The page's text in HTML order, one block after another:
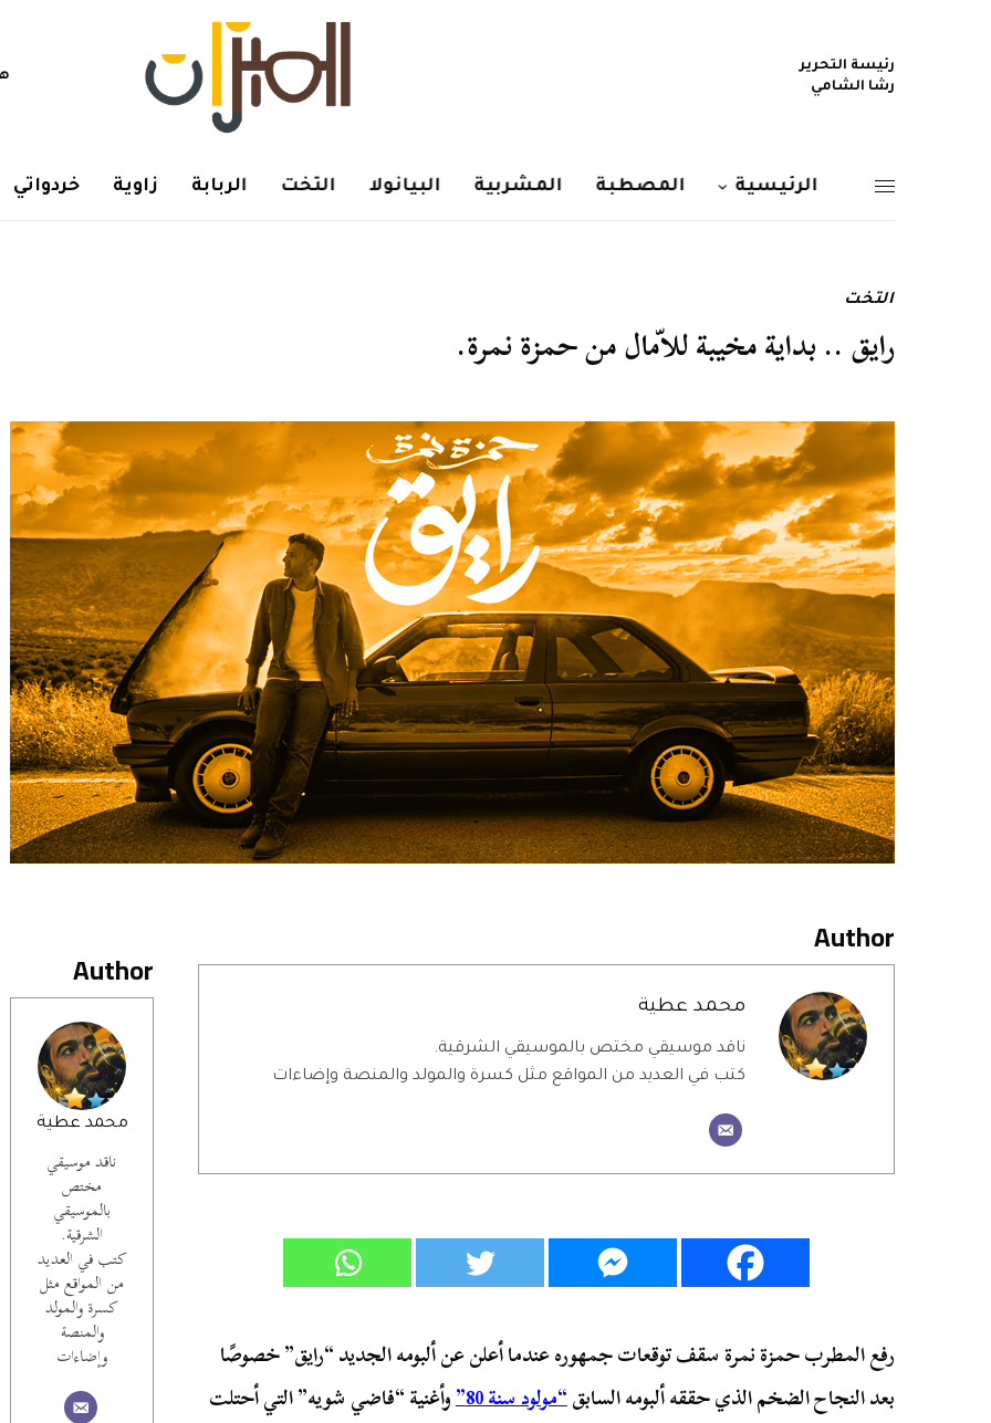
رئيسة التحرير
رشا الشامي
الرئيسية المصطبة المشربية البيانولا التخت الربابة زاوية خردواتي
التخت
رايق .. بداية مخيبة للاّمال من حمزة نمرة.
Author
محمد عطية
ناقد موسيقي
مختص
بالموسيقي
الشرقية.
كتب في العديد
من المواقع مثل
كسرة والمولد
والمنصة
وإضاءات
Author
محمد عطية
ناقد موسيقي مختص بالموسيقي الشرقية.
كتب في العديد من المواقع مثل كسرة والمولد والمنصة وإضاءات
رفع المطرب حمزة نمرة سقف توقعات جمهوره عندما أعلن عن ألبومه الجديد “رايق” خصوصًا
بعد النجاح الضخم الذي حققه ألبومه السابق“مولود سنة 80”
وأغنية “فاضي شويه” التي أحتلت